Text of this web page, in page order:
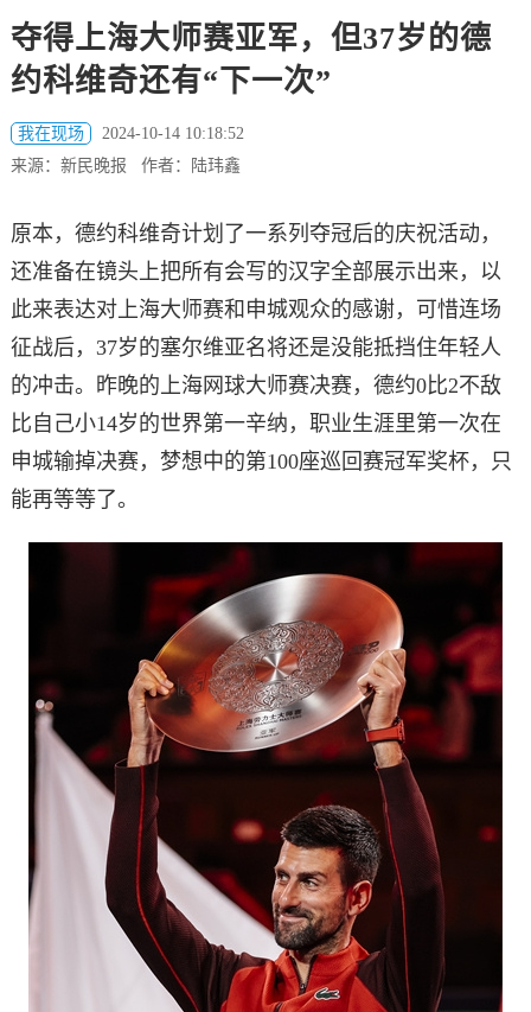
夺得上海大师赛亚军，但37岁的德
约科维奇还有“下一次”
我在现场
2024-10-14 10:18:52
来源：新民晚报 作者：陆玮鑫
原本，德约科维奇计划了一系列夺冠后的庆祝活动，
还准备在镜头上把所有会写的汉字全部展示出来，以
此来表达对上海大师赛和申城观众的感谢，可惜连场
征战后，37岁的塞尔维亚名将还是没能抵挡住年轻人
的冲击。昨晚的上海网球大师赛决赛，德约0比2不敌
比自己小14岁的世界第一辛纳，职业生涯里第一次在
申城输掉决赛，梦想中的第100座巡回赛冠军奖杯，只
能再等等了。